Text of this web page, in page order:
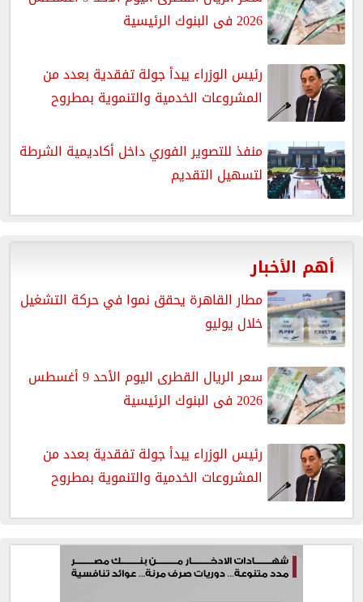
2026 فى البنوك الرئيسية
رئيس الوزراء يبدأ جولة تفقدية بعدد من
المشروعات الخدمية والتنموية بمطروح
منفذ للتصوير الفوري داخل أكاديمية الشرطة
لتسهيل التقديم
أهم الأخبار
مطار القاهرة يحقق نموا في حركة التشغيل
خلال يوليو
سعر الريال القطرى اليوم الأحد 9 أغسطس
2026 فى البنوك الرئيسية
رئيس الوزراء يبدأ جولة تفقدية بعدد من
المشروعات الخدمية والتنموية بمطروح